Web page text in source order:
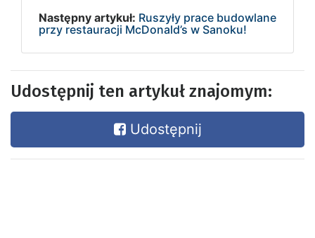
Następny artykuł: Ruszyły prace budowlane
przy restauracji McDonald’s w Sanoku!
Udostępnij ten artykuł znajomym:
Udostępnij